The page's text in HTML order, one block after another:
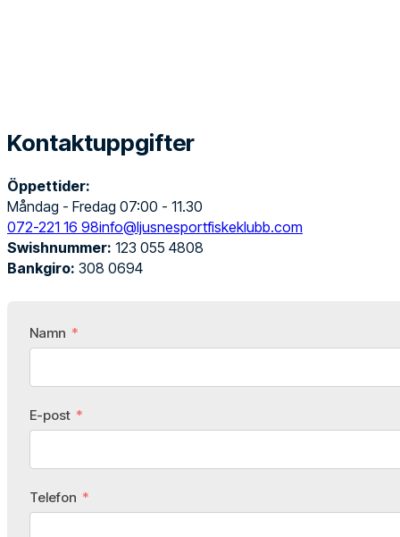
Kontaktuppgifter
Öppettider:
Måndag - Fredag 07:00 - 11.30
072-221 16 98info@ljusnesportfiskeklubb.com
Swishnummer: 123 055 4808
Bankgiro: 308 0694
Namn
E-post
Telefon